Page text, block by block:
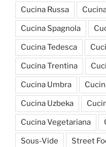
Cucina Russa
Cucina Spagnola
Cucina Tedesca
Cucina Trentina
Cucina Umbra
Cucina Uzbeka
Cucina Vegetariana
Sous-Vide Street